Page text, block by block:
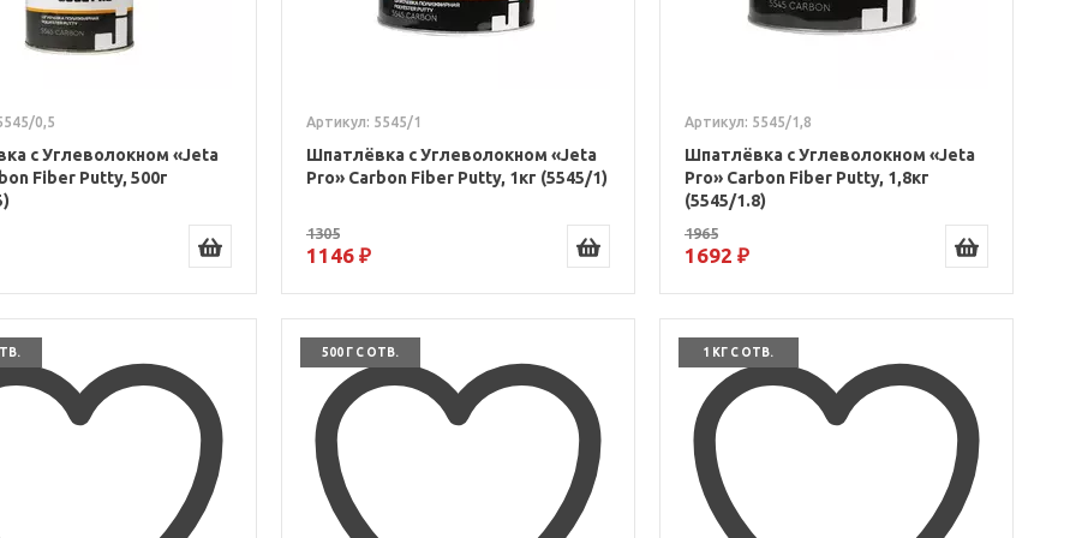
0,5
с Углеволокном «Jeta
Fiber Putty, 500г
Артикул: 5545/1
Шпатлёвка с Углеволокном «Jeta
Pro» Carbon Fiber Putty, 1кг (5545/1)
1305
1146 ₽
Артикул: 5545/1,8
Шпатлёвка с Углеволокном «Jeta
Pro» Carbon Fiber Putty, 1,8кг
(5545/1.8)
1965
1692 ₽
500 Г С ОТВ. 1 КГ С ОТВ.